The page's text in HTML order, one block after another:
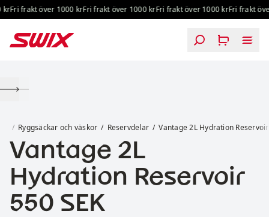
Hoppa till innehåll
Fri frakt över 1000 krFri frakt över 1000 krFri frakt över 1000 krFri frakt
Ryggsäckar och väskor Reservdelar Vantage 2L Hydration Reservoir
Vantage 2L
Hydration Reservoir
Pris:
550 SEK